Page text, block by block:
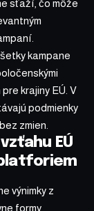
sťaží, čo môže
kampane
krajiny EÚ. V
podmienky
zmien.
EÚ
výnimky z
formy